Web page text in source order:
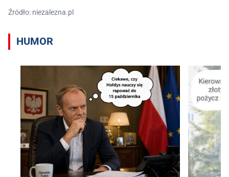
Źródło: niezalezna.pl
HUMOR